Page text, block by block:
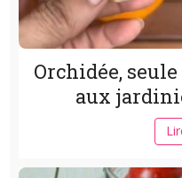
Orchidée,
aux